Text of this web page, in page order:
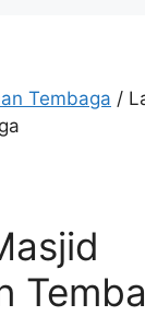
Tembaga /